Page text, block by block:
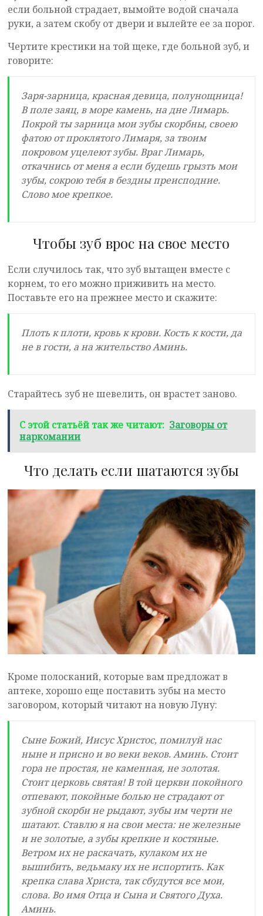
если больной страдает, вымойте водой сначала
руки, а затем скобу от двери и вылейте ее за порог.
Чертите крестики на той щеке, где больной зуб, и
говорите:
Заря-зарница, красная девица, полунощница!
В поле заяц, в море камень, на дне Лимарь.
Покрой ты зарница мои зубы скорбны, своею
фатою от проклятого Лимаря, за твоим
покровом уцелеют зубы. Враг Лимарь,
откачнись от меня а если будешь грызть мои
зубы, сокрою тебя в бездны преисподние.
Слово мое крепкое.
Чтобы зуб врос на свое место
Если случилось так, что зуб вытащен вместе с
корнем, то его можно приживить на место.
Поставьте его на прежнее место и скажите:
Плоть к плоти, кровь к крови. Кость к кости, да
не в гости, а на жительство Аминь.
Старайтесь зуб не шевелить, он врастет заново.
С этой статьёй так же читают: Заговоры от
наркомании
Что делать если шатаются зубы
Кроме полосканий, которые вам предложат в
аптеке, хорошо еще поставить зубы на место
заговором, который читают на новую Луну:
Сыне Божий, Иисус Христос, помилуй нас
ныне и присно и во веки веков. Аминь. Стоит
гора не простая, не каменная, не золотая.
Стоит церковь святая! В той церкви покойного
отпевают, покойные болью не страдают от
зубной скорби не рыдают, зубы им черти не
шатают. Ставлю я на свои места: не железные
и не золотые, а зубы крепкие и костяные.
Ветром их не раскачать, кулаком их не
вышибить, ведьмаку их не испортить. Как
крепка слава Христа, так сбудутся все мои,
слова. Во имя Отца и Сына и Святого Духа.
Аминь.